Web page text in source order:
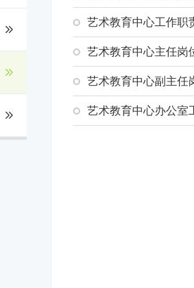
艺术教育中心工作职
艺术教育中心主任岗
艺术教育中心副主任
艺术教育中心办公室